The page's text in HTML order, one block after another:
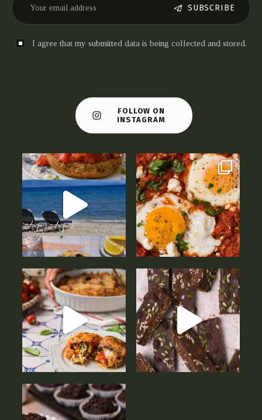
SUBSCRIBE
I agree that my submitted data is being collected and stored.
FOLLOW ON
INSTAGRAM